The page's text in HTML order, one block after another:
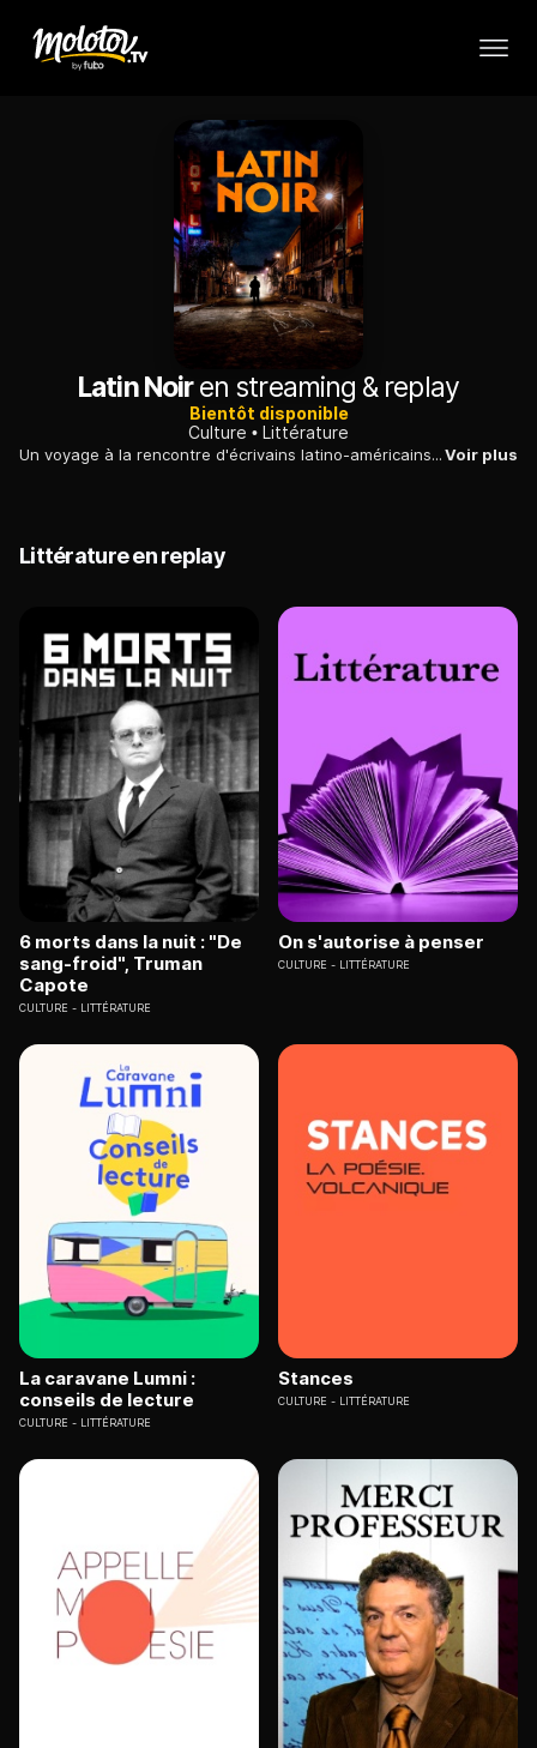
Latin Noiren streaming & replay
Bientôt disponible
Culture
Littérature
Un voyage à la rencontre d'écrivains latino-américains qui, dans les années 1970, ont réinventé le genre policier pour dénoncer les dictatures.Voir plus
Littérature en replay
6 morts dans la nuit : "De
sang-froid", Truman
Capote
CULTURE LITTÉRATURE
On s'autorise à penser
CULTURE LITTÉRATURE
La caravane Lumni :
conseils de lecture
CULTURE LITTÉRATURE
Stances
CULTURE LITTÉRATURE